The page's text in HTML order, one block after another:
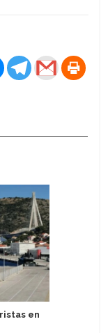
en